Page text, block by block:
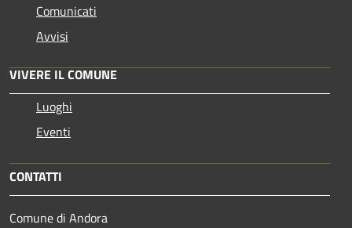
Comunicati
Avvisi
VIVERE IL COMUNE
Luoghi
Eventi
CONTATTI
Comune di Andora